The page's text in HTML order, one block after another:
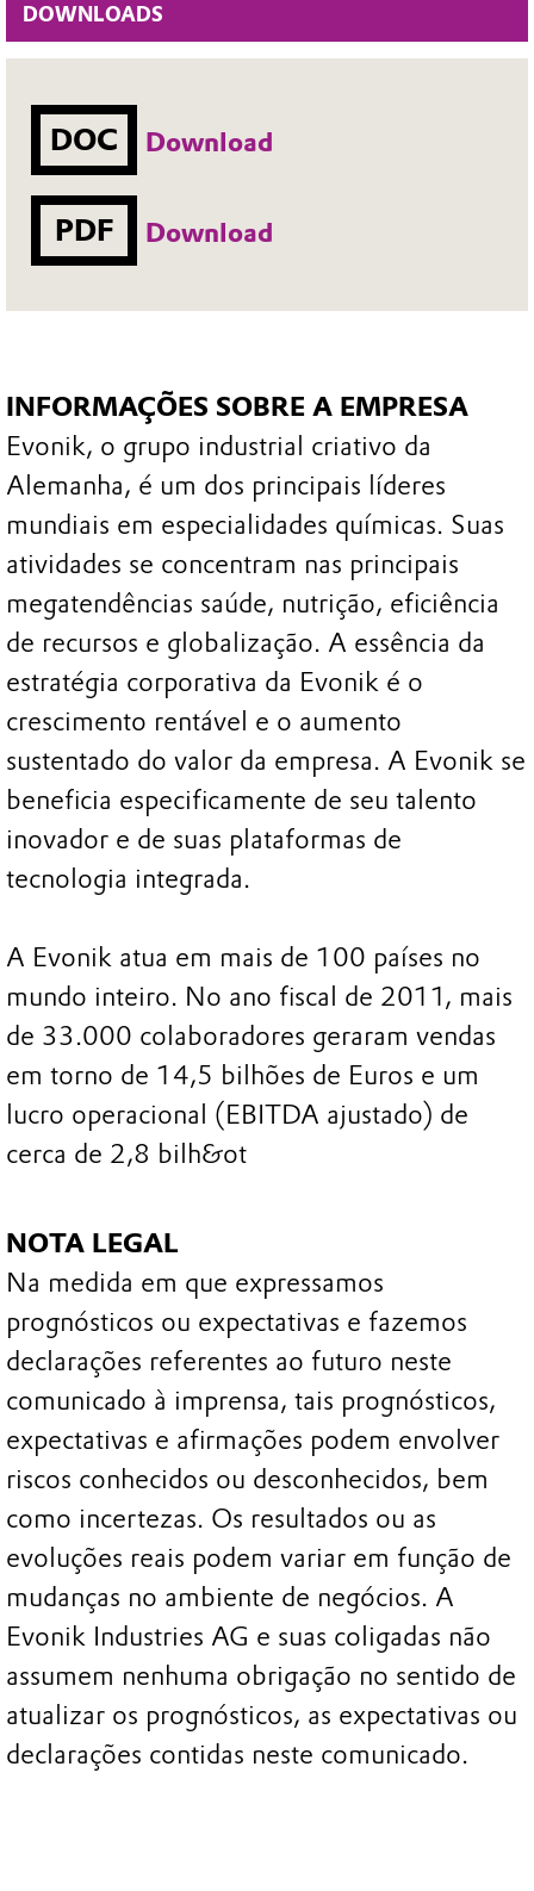
DOWNLOADS
DOC Download
PDF Download
INFORMAÇÕES SOBRE A EMPRESA
Evonik, o grupo industrial criativo da
Alemanha, é um dos principais líderes
mundiais em especialidades químicas. Suas
atividades se concentram nas principais
megatendências saúde, nutrição, eficiência
de recursos e globalização. A essência da
estratégia corporativa da Evonik é o
crescimento rentável e o aumento
sustentado do valor da empresa. A Evonik se
beneficia especificamente de seu talento
inovador e de suas plataformas de
tecnologia integrada.
A Evonik atua em mais de 100 países no
mundo inteiro. No ano fiscal de 2011, mais
de 33.000 colaboradores geraram vendas
em torno de 14,5 bilhões de Euros e um
lucro operacional (EBITDA ajustado) de
cerca de 2,8 bilh&ot
NOTA LEGAL
Na medida em que expressamos
prognósticos ou expectativas e fazemos
declarações referentes ao futuro neste
comunicado à imprensa, tais prognósticos,
expectativas e afirmações podem envolver
riscos conhecidos ou desconhecidos, bem
como incertezas. Os resultados ou as
evoluções reais podem variar em função de
mudanças no ambiente de negócios. A
Evonik Industries AG e suas coligadas não
assumem nenhuma obrigação no sentido de
atualizar os prognósticos, as expectativas ou
declarações contidas neste comunicado.